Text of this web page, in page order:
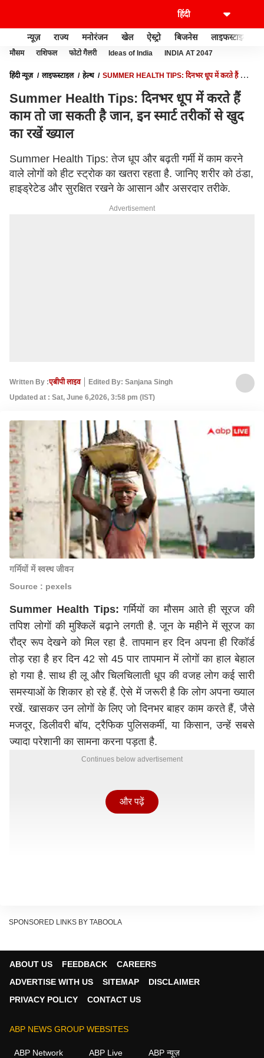
न्यूज़ राज्य मनोरंजन खेल ऐस्ट्रो बिजनेस लाइफस्टाइल
मौसम राशिफल फोटो गैलरी Ideas of India INDIA AT 2047
हिंदी न्यूज़ लाइफस्टाइल हेल्थ
SUMMER HEALTH TIPS: दिनभर धूप में करते हैं काम
Summer Health Tips: दिनभर धूप में करते हैं
काम तो जा सकती है जान, इन स्मार्ट तरीकों से खुद
का रखें ख्याल
Summer Health Tips: तेज धूप और बढ़ती गर्मी में काम करने
वाले लोगों को हीट स्ट्रोक का खतरा रहता है. जानिए शरीर को ठंडा,
हाइड्रेटेड और सुरक्षित रखने के आसान और असरदार तरीके.
Advertisement
Written By :एबीपी लाइव
Edited By: Sanjana Singh
Updated at : Sat, June 6,2026, 3:58 pm (IST)
गर्मियों में स्वस्थ जीवन
Source : pexels
Summer Health Tips: गर्मियों का मौसम आते ही सूरज की
तपिश लोगों की मुश्किलें बढ़ाने लगती है. जून के महीने में सूरज का
रौद्र रूप देखने को मिल रहा है. तापमान हर दिन अपना ही रिकॉर्ड
तोड़ रहा है हर दिन 42 सो 45 पार तापमान में लोगों का हाल बेहाल
हो गया है. साथ ही लू और चिलचिलाती धूप की वजह लोग कई सारी
समस्याओं के शिकार हो रहे हैं. ऐसे में जरूरी है कि लोग अपना ख्याल
रखें. खासकर उन लोगों के लिए जो दिनभर बाहर काम करते हैं, जैसे
मजदूर, डिलीवरी बॉय, ट्रैफिक पुलिसकर्मी, या किसान, उन्हें सबसे
ज्यादा परेशानी का सामना करना पड़ता है.
Continues below advertisement
कई बार लोग काम में इतने व्यस्त हो जाते हैं कि अपने शरीर की
और पढ़ें
SPONSORED LINKS BY TABOOLA
ABOUT US FEEDBACK
CAREERS
ADVERTISE WITH US
SITEMAP
DISCLAIMER
PRIVACY POLICY
CONTACT US
ABP NEWS GROUP WEBSITES
ABP Network ABP Live ABP न्यूज़